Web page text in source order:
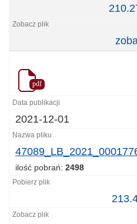
10-
19.pdf
pdf
2021-12-01
ilość pobrań: 2498
10-
19.pdf